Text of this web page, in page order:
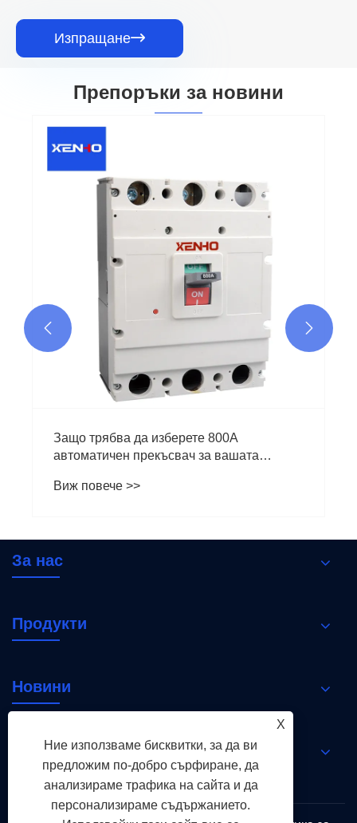
Изпращане
Препоръки за новини
Защо трябва да изберете 800A
автоматичен прекъсвач за вашата
Виж повече >>
 
За нас
Продукти
Новини
Свържете се с нас
X
Ние използваме бисквитки, за да ви
предложим по-добро сърфиране, да
анализираме трафика на сайта и да
персонализираме съдържанието.